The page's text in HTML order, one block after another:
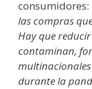
consumidores:
las compras
Hay que
contaminan,
durante la